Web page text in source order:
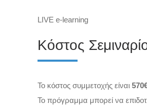
L IVE e-learning
Κόστος
Το κόστος συμμετοχής είναι
Το πρόγραμμα μπορεί να